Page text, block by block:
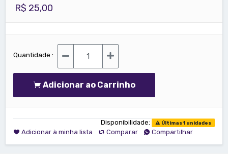
R$ 25,00
Quantidade :
Adicionar ao Carrinho
Disponibilidade: Últimas 1 unidades
Adicionar à minha lista Comparar Compartilhar